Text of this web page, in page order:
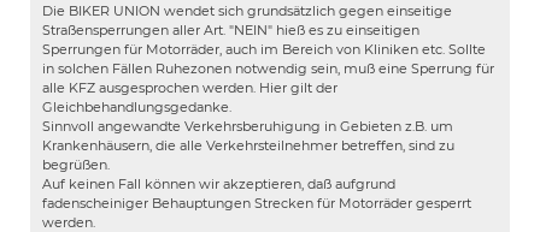
Die BIKER UNION wendet sich grundsätzlich gegen einseitige
Straßensperrungen aller Art. "NEIN" hieß es zu einseitigen
Sperrungen für Motorräder, auch im Bereich von Kliniken etc. Sollte
in solchen Fällen Ruhezonen notwendig sein, muß eine Sperrung für
alle KFZ ausgesprochen werden. Hier gilt der
Gleichbehandlungsgedanke.
Sinnvoll angewandte Verkehrsberuhigung in Gebieten z.B. um
Krankenhäusern, die alle Verkehrsteilnehmer betreffen, sind zu
begrüßen.
Auf keinen Fall können wir akzeptieren, daß aufgrund
fadenscheiniger Behauptungen Strecken für Motorräder gesperrt
werden.